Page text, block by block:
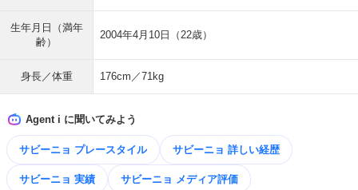
生年月日（満年
齢）
2004年4月10日（22歳）
身長／体重 176cm／71kg
Agent i に聞いてみよう
サビーニョ プレースタイル サビーニョ 詳しい経歴
サビーニョ 実績 サビーニョ メディア評価